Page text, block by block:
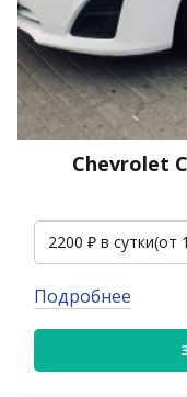
Chevrolet
Подробнее